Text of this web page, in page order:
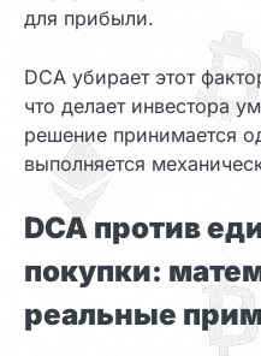
для прибыли.
DCA убирает этот
что делает инвестора
решение принимается
выполняется
DCA против
покупки:
реальные